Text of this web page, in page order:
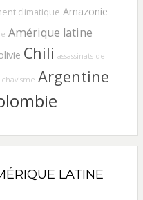
climatique Amazonie
Amérique latine
Chili assassinats de
chavisme Argentine
LATINE